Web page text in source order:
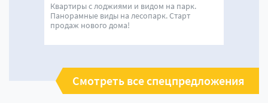
Квартиры с лоджиями и видом на парк.
Панорамные виды на лесопарк. Старт
продаж нового дома!
Смотреть все спецпредложения